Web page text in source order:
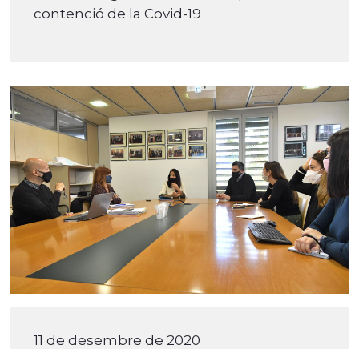
contenció de la Covid-19
11 de desembre de 2020